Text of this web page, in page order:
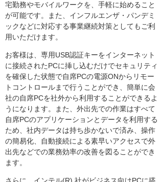
宅勤務やモバイルワークを、手軽に始めること
が可能です。また、インフルエンザ・パンデミ
ックなどに対応する事業継続対策としてもご利
用いただけます。
お客様は、専用USB認証キーをインターネット
に接続されたPCに挿し込むだけでセキュリティ
を確保した状態で自席PCの電源ONからリモー
トコントロールまで行うことができ、簡単に会
社の自席PCを社外から利用することができるよ
うになります。また、外出先での作業はすべて
自席PCのアプリケーションとデータを利用する
ため、社内データは持ち歩かないで済み、操作
の簡易化、自動接続による素早いアクセスで外
出先などでの業務効率の改善を図ることができ
ます。